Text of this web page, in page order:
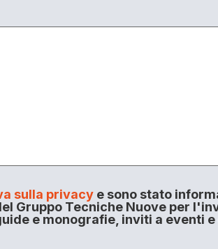
sulla privacye sono stato
Gruppo Tecniche Nuove per
e monografie, inviti a eventi